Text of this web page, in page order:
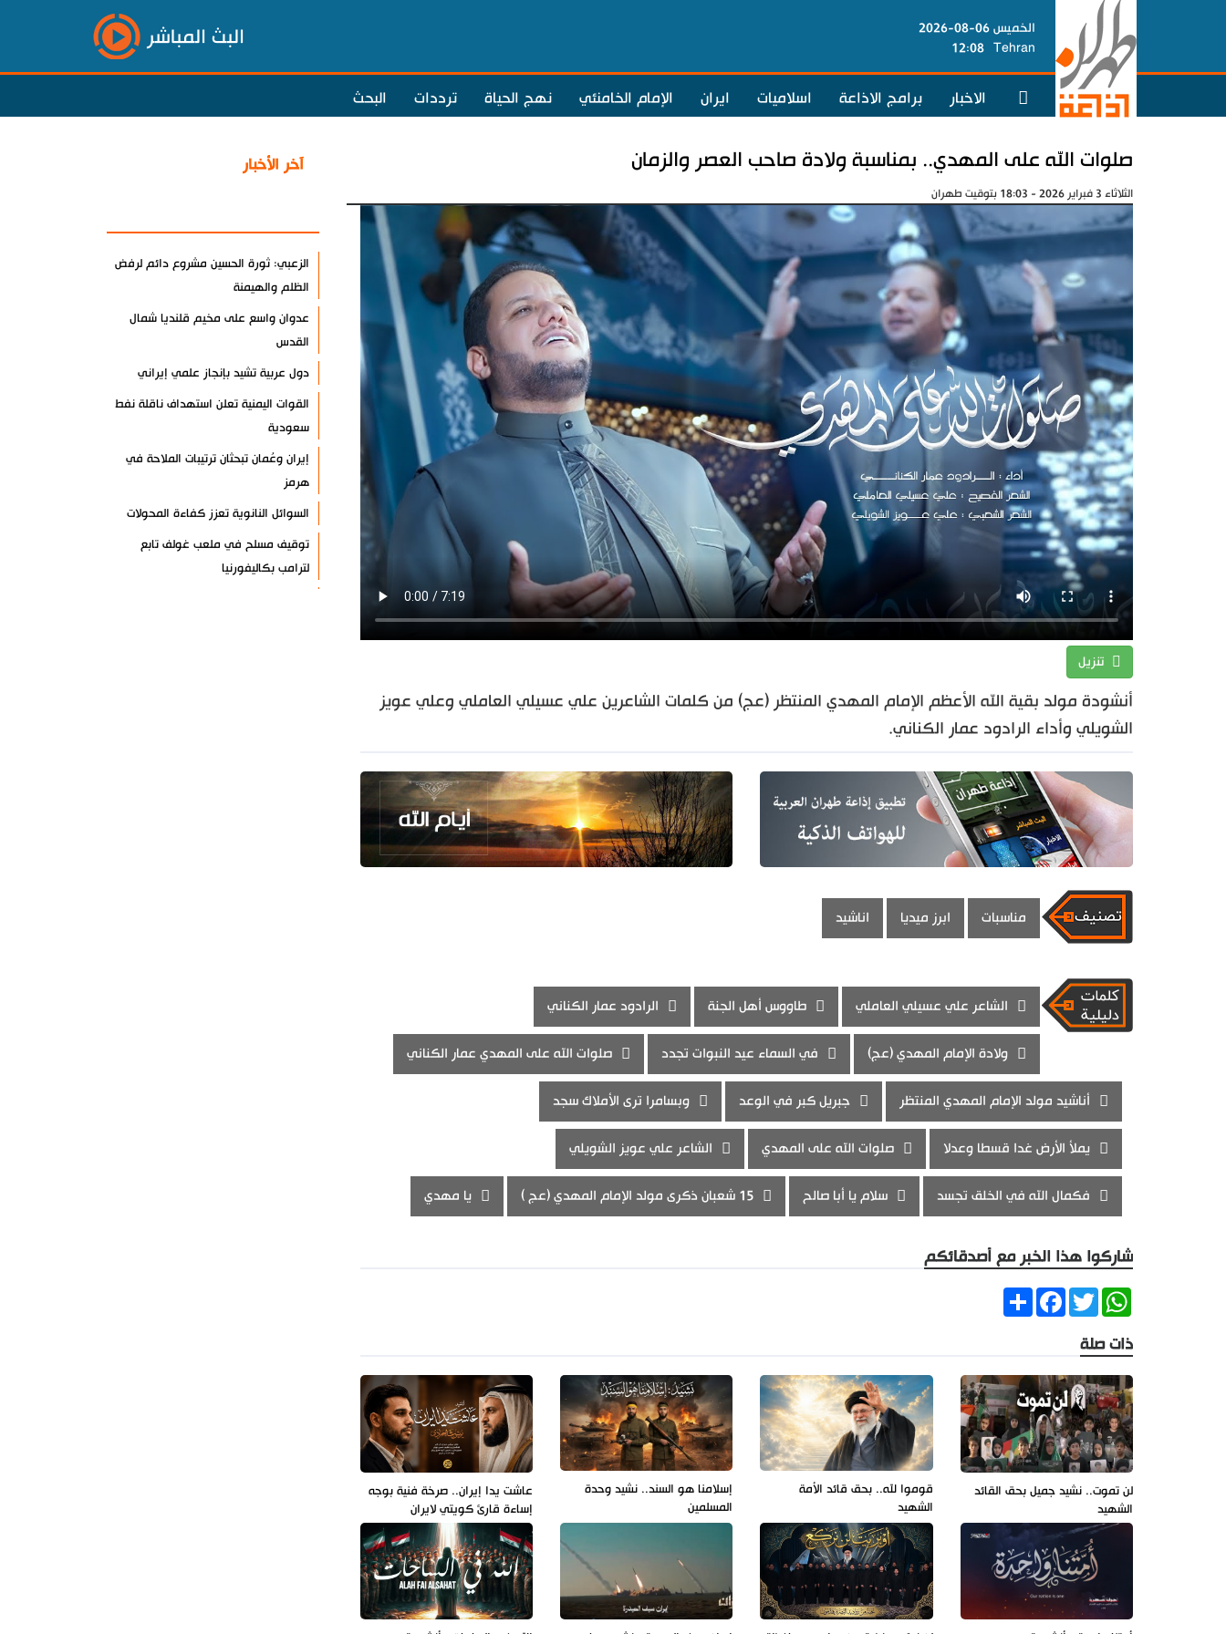
الخميس 06-08-2026
Tehran
12:08 البث المباشر
الاخبار برامج الاذاعة اسلاميات ايران الإمام الخامنئي نهج الحياة ترددات البحث
صلوات الله على المهدي.. بمناسبة ولادة صاحب العصر والزمان
الثلاثاء 3 فبراير 2026 - 18:03 بتوقيت طهران
تنزيل
أنشودة مولد بقية الله الأعظم الإمام المهدي المنتظر (عج) من كلمات الشاعرين علي عسيلي العاملي وعلي عويز
الشويلي وأداء الرادود عمار الكناني.
مناسبات ابرز ميديا اناشيد
الشاعر علي عسيلي العاملي طاووس أهل الجنة الرادود عمار الكناني
ولادة الإمام المهدي (عج) في السماء عيد النبوات تجدد صلوات الله على المهدي عمار الكناني
أناشيد مولد الإمام المهدي المنتظر جبريل كبر في الوعد وبسامرا ترى الأملاك سجد
يملأ الأرض غدا قسطا وعدلا صلوات الله على المهدي الشاعر علي عويز الشويلي
فكمال الله في الخلق تجسد سلام يا أبا صالح 15 شعبان ذكرى مولد الإمام المهدي (عج ) يا مهدي
شاركوا هذا الخبر مع أصدقائكم
ShareFacebookTwitter
WhatsApp
ذات صلة
لن تموت.. نشيد جميل بحق القائد
الشهيد
قوموا لله.. بحق قائد الأمة
الشهيد
إسلامنا هو السند.. نشيد وحدة
المسلمين
عاشت يدا إيران.. صرخة فنية بوجه
إساءة قارئ كويتي لايران
آخر الأخبار
الزعبي: ثورة الحسين مشروع دائم لرفض
الظلم والهيمنة
عدوان واسع على مخيم قلنديا شمال
القدس
دول عربية تشيد بإنجاز علمي إيراني
القوات اليمنية تعلن استهداف ناقلة نفط
سعودية
إيران وعُمان تبحثان ترتيبات الملاحة في
هرمز
السوائل النانوية تعزز كفاءة المحولات
توقيف مسلح في ملعب غولف تابع
لترامب بكاليفورنيا